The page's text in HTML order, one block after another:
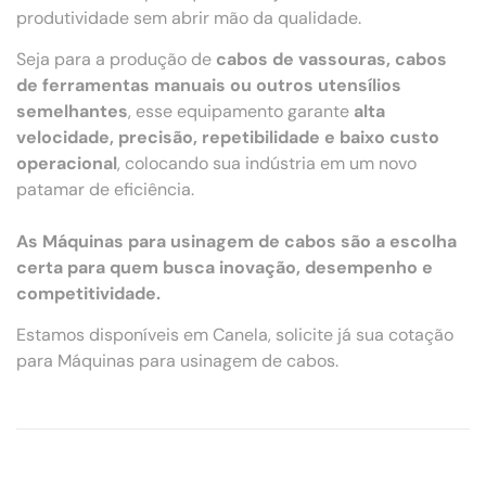
produtividade sem abrir mão da qualidade.
Seja para a produção de cabos de vassouras, cabos
de ferramentas manuais ou outros utensílios
semelhantes, esse equipamento garante alta
velocidade, precisão, repetibilidade e baixo custo
operacional, colocando sua indústria em um novo
patamar de eficiência.
As Máquinas para usinagem de cabos são a escolha
certa para quem busca inovação, desempenho e
competitividade.
Estamos disponíveis em Canela, solicite já sua cotação
para Máquinas para usinagem de cabos.